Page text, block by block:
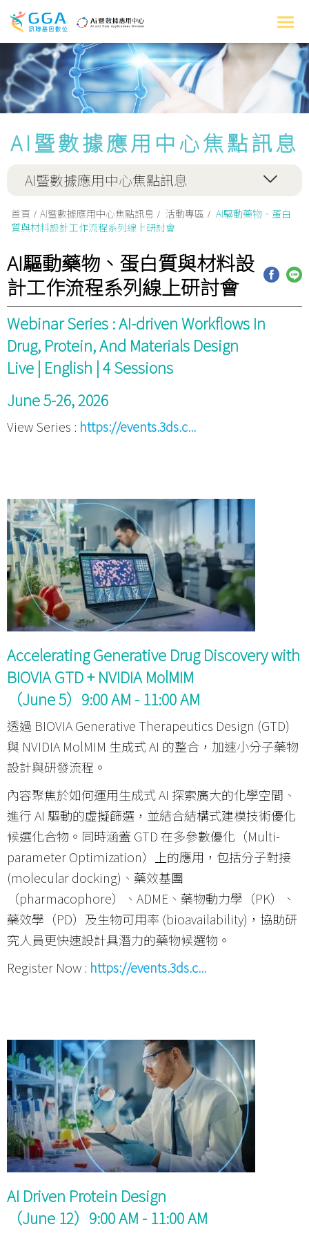
AI暨數據應用中心焦點訊息
AI暨數據應用中心焦點訊息
首頁 AI暨數據應用中心焦點訊息 活動專區
AI驅動藥物、蛋白
質與材料設計工作流程系列線上研討會
AI驅動藥物、蛋白質與材料設
計工作流程系列線上研討會
Webinar Series : AI-driven Workflows In
Drug, Protein, And Materials Design
Live | English | 4 Sessions
June 5-26, 2026
View Series : https://events.3ds.c...
Accelerating Generative Drug Discovery with
BIOVIA GTD + NVIDIA MolMIM
（June 5）9:00 AM - 11:00 AM
透過 BIOVIA Generative Therapeutics Design (GTD)
與 NVIDIA MolMIM 生成式 AI 的整合，加速小分子藥物
設計與研發流程。
內容聚焦於如何運用生成式 AI 探索廣大的化學空間、
進行 AI 驅動的虛擬篩選，並結合結構式建模技術優化
候選化合物。同時涵蓋 GTD 在多參數優化（Multi-
parameter Optimization）上的應用，包括分子對接
(molecular docking)、藥效基團
（pharmacophore）、ADME、藥物動力學（PK）、
藥效學（PD）及生物可用率 (bioavailability)，協助研
究人員更快速設計具潛力的藥物候選物。
Register Now : https://events.3ds.c...
AI Driven Protein Design
（June 12）9:00 AM - 11:00 AM